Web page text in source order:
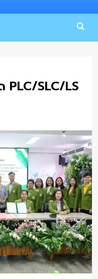
PLC/SLC/LS